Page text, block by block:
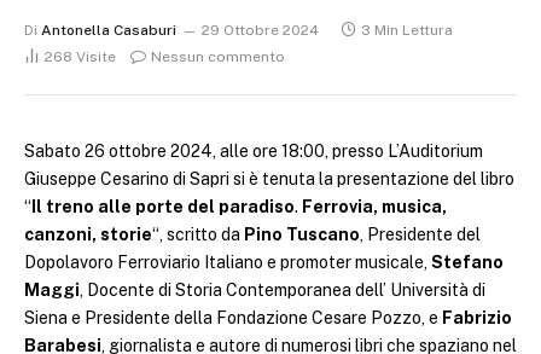
Di Antonella Casaburi 29 Ottobre 2024
3 Min Lettura
268 Visite Nessun commento
Sabato 26 ottobre 2024, alle ore 18:00, presso L’Auditorium
Giuseppe Cesarino di Sapri si è tenuta la presentazione del libro
“ Il treno alle porte del paradiso. Ferrovia, musica,
canzoni, storie“, scritto da Pino Tuscano, Presidente del
Dopolavoro Ferroviario Italiano e promoter musicale, Stefano
Maggi, Docente di Storia Contemporanea dell’ Università di
Siena e Presidente della Fondazione Cesare Pozzo, e Fabrizio
Barabesi, giornalista e autore di numerosi libri che spaziano nel